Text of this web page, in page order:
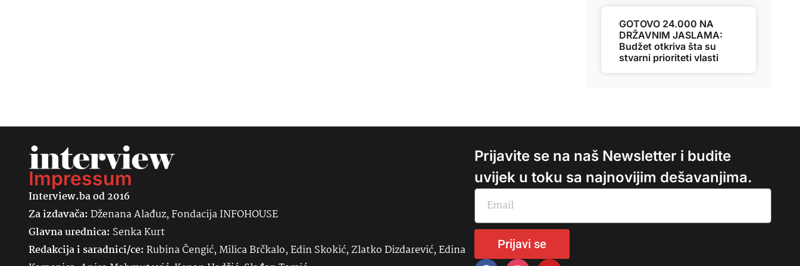
GOTOVO 24.000 NA
DRŽAVNIM JASLAMA:
Budžet otkriva šta su
stvarni prioriteti vlasti
Impressum
Interview.ba od 2016
Za izdavača:Dženana Alađuz, Fondacija INFOHOUSE
Glavna urednica: SenkaKurt
Redakcija i saradnici/ce:Rubina Čengić, Milica Brčkalo, Edin Skokić, Zlatko Dizdarević, Edina
Prijavite se na naš Newsletter i budite
uvijek u toku sa najnovijim dešavanjima.
Prijavi se